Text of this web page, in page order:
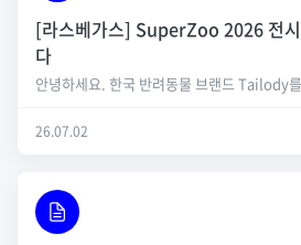
[라스베가스] SuperZoo 2026 전
다
안녕하세요. 한국 반려동물 브랜드 Tailody
26.07.02